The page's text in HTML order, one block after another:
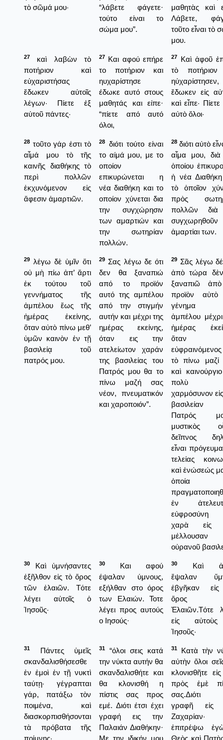
τὸ σῶμά μου·
“λάβετε φάγετε·
τούτο είναι το
σώμα μου”.
μαθητὰς καὶ
Λάβετε,
τοῦτο εἶναι τὸ
μου.
27
καὶ λαβὼν τὸ
ποτήριον καὶ
εὐχαριστήσας
ἔδωκεν αὐτοῖς
λέγων· Πίετε ἐξ
αὐτοῦ πάντες·
27 Και αφού επήρε
το ποτήριον και
ηυχαρίστησε
έδωκε αυτό στους
μαθητάς και είπε·
“πίετε από αυτό
όλοι,
27
Καὶ ἀφοῦ
τὸ ποτήριον
ηὐχαρίστησεν,
ἔδωκεν εἰς
καὶ εἶπε·
αὐτὸ ὅλοι·
28 τοῦτο γάρ ἐστι τὸ
αἷμά μου τὸ τῆς
καινῆς διαθήκης τὸ
περὶ πολλῶν
ἐκχυνόμενον εἰς
ἄφεσιν ἁμαρτιῶν.
28
διότι τούτο είναι
το αίμά μου, με το
οποίον
επικυρώνεται η
νέα διαθήκη και το
οποίον χύνεται δια
την συγχώρησιν
των αμαρτιών και
την σωτηρίαν
πολλών.
28 διότι αὐτὸ
αἷμα μου, διὰ
ὁποίου
ἡ νέα
τὸ ὁποῖον
πρὸς
πολλῶν
ἁμαρτίαι των.
29 λέγω δὲ ὑμῖν ὅτι
οὐ μὴ πίω ἀπ’ ἄρτι
ἐκ τούτου τοῦ
γεννήματος τῆς
ἀμπέλου ἕως τῆς
ἡμέρας ἐκείνης,
ὅταν αὐτὸ πίνω μεθ’
ὑμῶν καινὸν ἐν τῇ
βασιλείᾳ τοῦ
πατρός μου.
29 Σας λέγω δε ότι
δεν θα ξαναπιώ
από το προϊόν
αυτό της αμπέλου
από την στιγμήν
αυτήν και μέχρι της
ημέρας εκείνης,
όταν εις την
ατελείωτον χαράν
της βασιλείας του
Πατρός μου θα το
πίνω μαζή σας
νέον, πνευματικόν
και χαροποιόν”.
29 Σᾶς λέγω
ἀπὸ τώρα
ξαναπιῶ
προϊὸν αὐτὸ
γένημα
ἀμπέλου
ἡμέρας
ὅταν
τὸ πίνω μαζί
καὶ
πολὺ
χαρμόσυνον
βασιλείαν
Πατρός
μυστικὸς
δεῖπνος
εἶναι
τελείας
καὶ ἑνώσεώς
ὁποία
ἐν
εὐφροσύνη
χαρὰ εἰς
οὐρανοῦ
30
Καὶ ὑμνήσαντες
ἐξῆλθον εἰς τὸ ὄρος
τῶν ἐλαιῶν. Τότε
λέγει αὐτοῖς ὁ
Ἰησοῦς·
30
Και αφού
έψαλαν ύμνους,
εξήλθαν στο όρος
των Ελαιών. Τοτε
λέγει προς αυτούς
ο Ιησούς·
30
Καὶ
ἔψαλαν
ἐβγῆκαν
ὅρος
Ἐλαιῶν.Τότε
εἰς
Ἰησοῦς·
31
Πάντες ὑμεῖς
σκανδαλισθήσεσθε
ἐν ἐμοὶ ἐν τῇ νυκτὶ
ταύτῃ· γέγραπται
γάρ, πατάξω τὸν
ποιμένα, καὶ
διασκορπισθήσονται
τὰ πρόβατα τῆς
ποίμνης·
31
“όλοι σεις κατά
την νύκτα αυτήν θα
σκανδαλισθήτε και
θα κλονισθή η
πίστις σας προς
εμέ. Διότι έτσι έχει
γραφή εις την
Παλαιάν Διαθήκην·
Με την ιδικήν μου
31
Κατὰ τὴν
αὐτὴν ὅλοι
κλονισθῆτε
πρὸς ἐμὲ
σας.Διότι
γραφῆ εἰς
ἐπιτρέψω
Θεὸς καὶ